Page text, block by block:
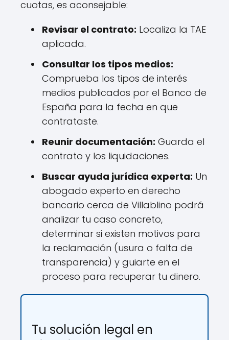
cuotas, es aconsejable:
Revisar el contrato: Localiza la TAE
aplicada.
Consultar los tipos medios:
Comprueba los tipos de interés
medios publicados por el Banco de
España para la fecha en que
contrataste.
Reunir documentación: Guarda el
contrato y los liquidaciones.
Buscar ayuda jurídica experta: Un
abogado experto en derecho
bancario cerca de Villablino podrá
analizar tu caso concreto,
determinar si existen motivos para
la reclamación (usura o falta de
transparencia) y guiarte en el
proceso para recuperar tu dinero.
Tu solución legal en